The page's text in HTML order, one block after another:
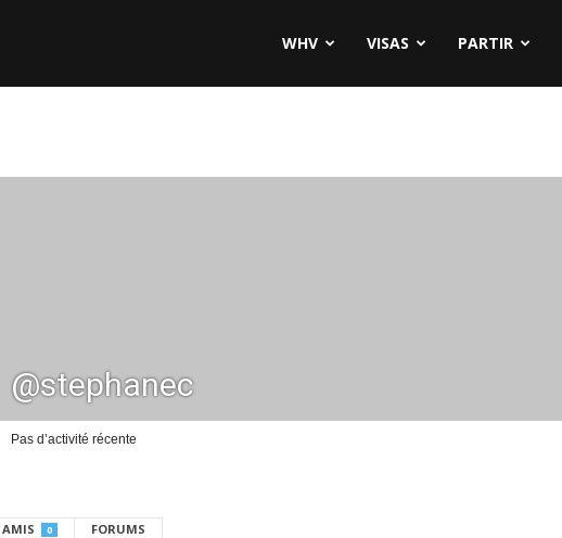
WHV VISAS PARTIR
@stephanec
Pas d’activité récente
AMIS 0 FORUMS